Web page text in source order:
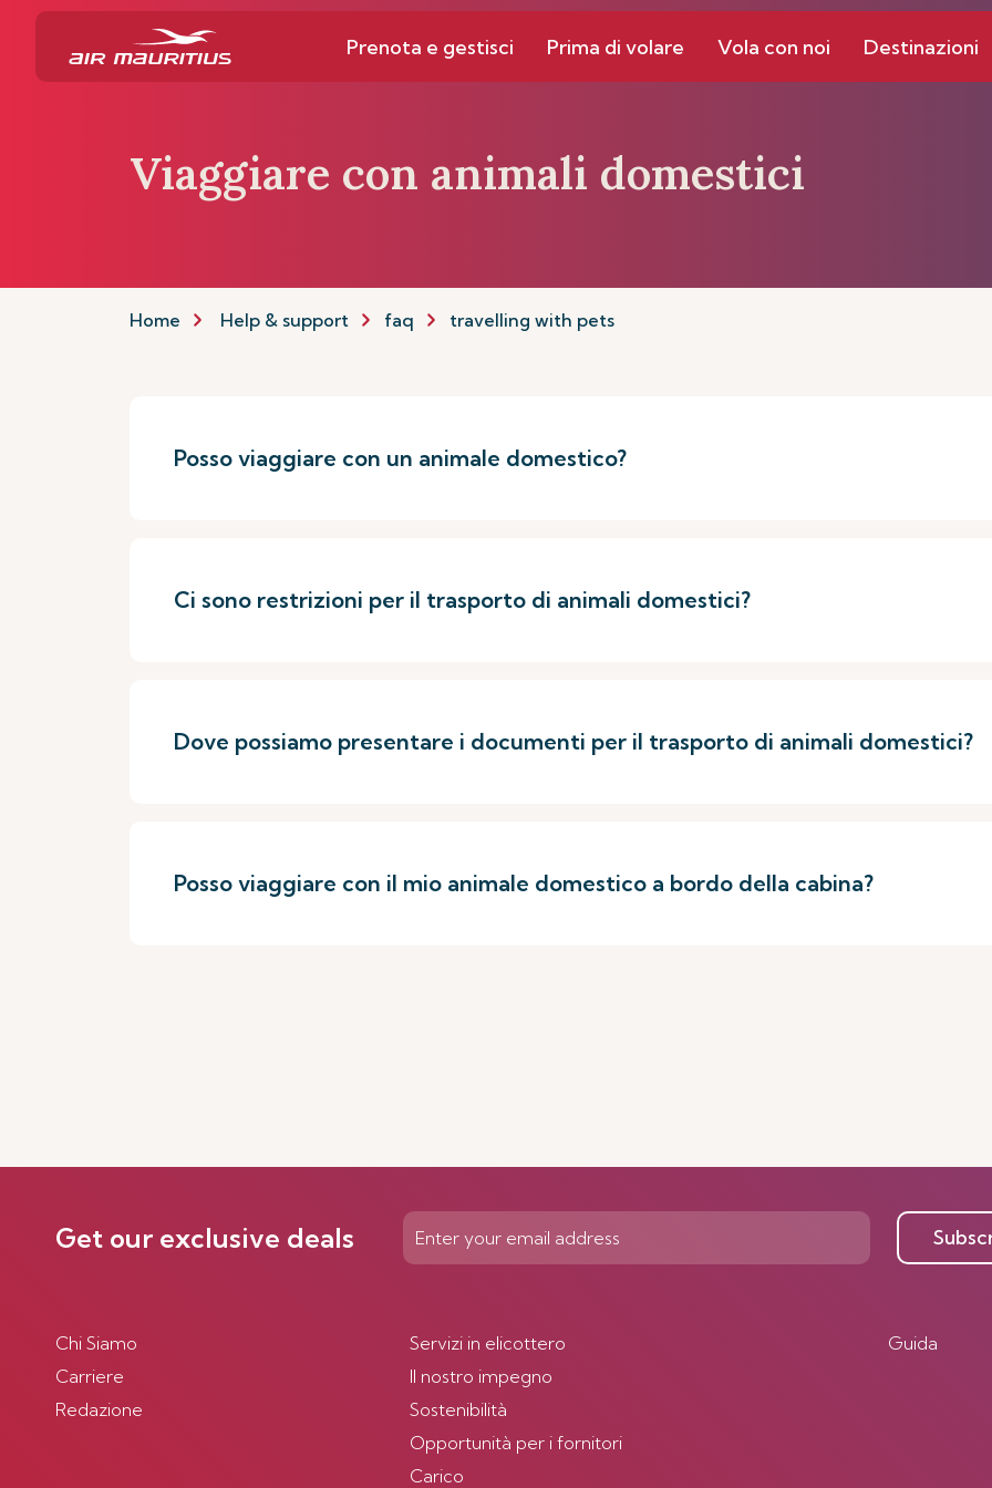
Prenota e gestisci Prima di volare Vola con noi Destinazioni
Viaggiare con animali domestici
Home Help & support faq travelling with pets
Posso viaggiare con un animale domestico?
Ci sono restrizioni per il trasporto di animali domestici?
Dove possiamo presentare i documenti per il trasporto di animali domestici?
Posso viaggiare con il mio animale domestico a bordo della cabina?
Get our exclusive deals
Chi Siamo
Carriere
Redazione
Servizi in elicottero
Il nostro impegno
Sostenibilità
Opportunità per i fornitori
Carico
Guida